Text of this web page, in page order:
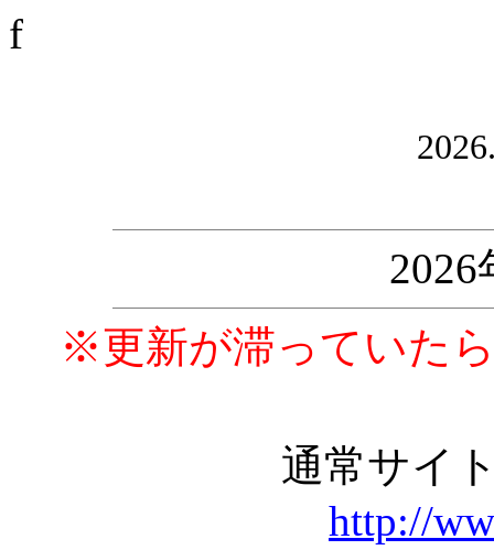
f
2026
※更新が滞っていた
通常サイ
http://